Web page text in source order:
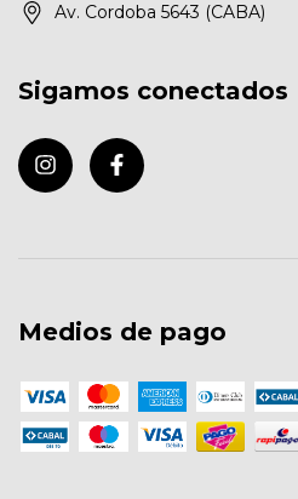
Av. Cordoba 5643 (CABA)
Sigamos conectados
Medios de pago